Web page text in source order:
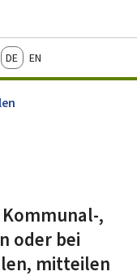
English
,
oder bei
mitteilen